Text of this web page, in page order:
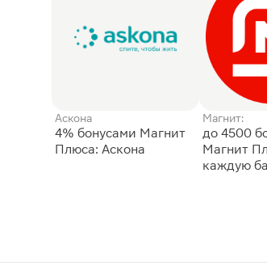
Аскона
4% бонусами Магнит
Плюса: Аскона
Магнит:
до 4500
Магнит
каждую